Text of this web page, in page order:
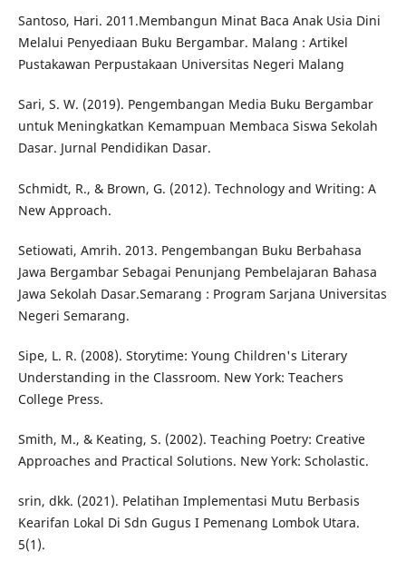
Santoso, Hari. 2011.Membangun Minat Baca Anak Usia Dini
Melalui Penyediaan Buku Bergambar. Malang : Artikel
Pustakawan Perpustakaan Universitas Negeri Malang
Sari, S. W. (2019). Pengembangan Media Buku Bergambar
untuk Meningkatkan Kemampuan Membaca Siswa Sekolah
Dasar. Jurnal Pendidikan Dasar.
Schmidt, R., & Brown, G. (2012). Technology and Writing: A
New Approach.
Setiowati, Amrih. 2013. Pengembangan Buku Berbahasa
Jawa Bergambar Sebagai Penunjang Pembelajaran Bahasa
Jawa Sekolah Dasar.Semarang : Program Sarjana Universitas
Negeri Semarang.
Sipe, L. R. (2008). Storytime: Young Children's Literary
Understanding in the Classroom. New York: Teachers
College Press.
Smith, M., & Keating, S. (2002). Teaching Poetry: Creative
Approaches and Practical Solutions. New York: Scholastic.
srin, dkk. (2021). Pelatihan Implementasi Mutu Berbasis
Kearifan Lokal Di Sdn Gugus I Pemenang Lombok Utara.
5(1).